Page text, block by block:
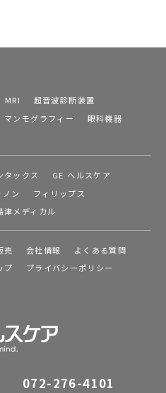
MRI
超音波診断装置
マンモグラフィー
眼科機器
タックス
GE ヘルスケア
ン
フィリップス
津メディカル
売 会社情報
よくある質問
プ プライバシーポリシー
072-276-4101